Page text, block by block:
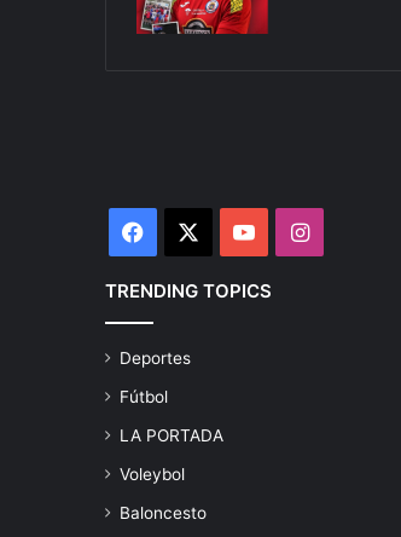
Facebook YouTubeInstagram
TRENDING TOPICS
Deportes
Fútbol
LA PORTADA
Voleybol
Baloncesto